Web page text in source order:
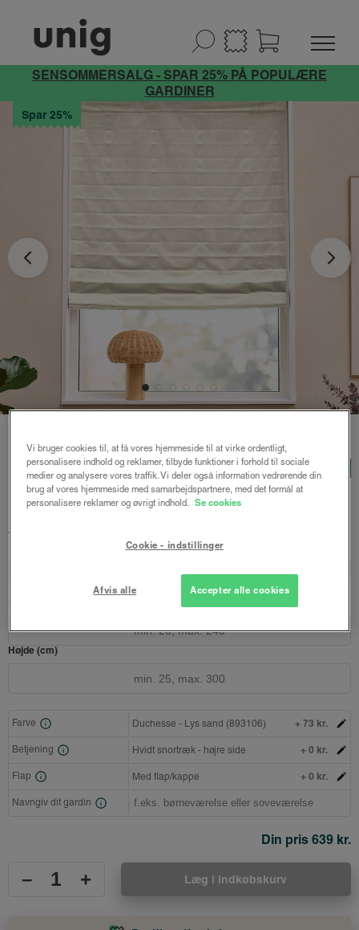
SENSOMMERSALG - SPAR 25% PÅ POPULÆRE
GARDINER
Spar 25%
Helga foldegardin
Duchesse - Lys sand
LUX
851 kr.
Højde (cm)
Farve Duchesse - Lys sand (893106) + 73 kr.
Betjening Hvidt snortræk - højre side + 0 kr.
Flap Med flap/kappe + 0 kr.
Navngiv dit gardin
Din pris 639 kr.
– + Læg i indkøbskurv
Vi bruger cookies til, at få vores hjemmeside til at virke ordentligt,
personalisere indhold og reklamer, tilbyde funktioner i forhold til sociale
medier og analysere vores traffik. Vi deler også information vedrørende din
brug af vores hjemmeside med samarbejdspartnere, med det formål at
personalisere reklamer og øvrigt indhold. Se cookies
Cookie - indstillinger
Afvis alle Accepter alle cookies